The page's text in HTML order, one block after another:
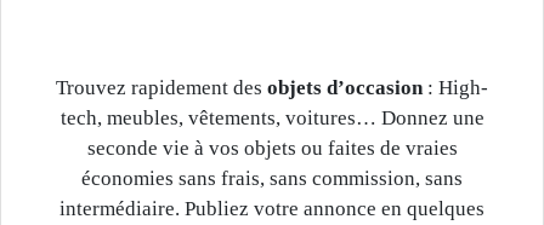
Trouvez rapidement des objets d’occasion : High-
tech, meubles, vêtements, voitures… Donnez une
seconde vie à vos objets ou faites de vraies
économies sans frais, sans commission, sans
intermédiaire. Publiez votre annonce en quelques